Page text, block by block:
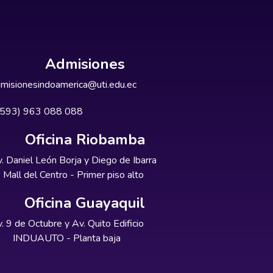
Admisiones
963 088 088
Oficina Riobamba
Daniel León Borja y Diego de Ibarra
Mall del Centro - Primer piso alto
Oficina Guayaquil
9 de Octubre y Av. Quito Edificio
INDUAUTO - Planta baja